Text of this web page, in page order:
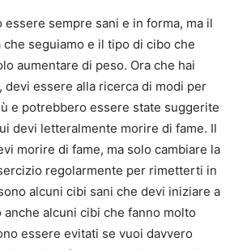
sempre sani e in forma, ma il
seguiamo e il tipo di cibo che
aumentare di peso. Ora che hai
devi essere alla ricerca di modi per
e potrebbero essere state suggerite
devi letteralmente morire di fame. Il
morire di fame, ma solo cambiare la
regolarmente per rimetterti in
alcuni cibi sani che devi iniziare a
anche alcuni cibi che fanno molto
essere evitati se vuoi davvero